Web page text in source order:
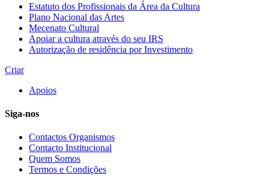
Estatuto dos Profissionais da Área da Cultura
Plano Nacional das Artes
Mecenato Cultural
Apoiar a cultura através do seu IRS
Autorização de residência por Investimento
Criar
Apoios
Siga-nos
Contactos Organismos
Contacto Institucional
Quem Somos
Termos e Condições